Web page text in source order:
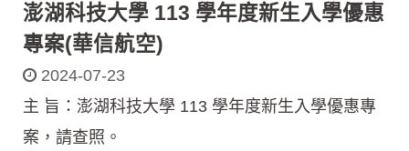
澎湖科技大學 113 學年度新生入學優惠
專案(華信航空)
2024-07-23
主 旨：澎湖科技大學 113 學年度新生入學優惠專
案，請查照。